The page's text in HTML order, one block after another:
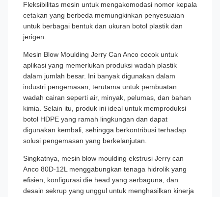
Fleksibilitas mesin untuk mengakomodasi nomor kepala
cetakan yang berbeda memungkinkan penyesuaian
untuk berbagai bentuk dan ukuran botol plastik dan
jerigen.
Mesin Blow Moulding Jerry Can Anco cocok untuk
aplikasi yang memerlukan produksi wadah plastik
dalam jumlah besar. Ini banyak digunakan dalam
industri pengemasan, terutama untuk pembuatan
wadah cairan seperti air, minyak, pelumas, dan bahan
kimia. Selain itu, produk ini ideal untuk memproduksi
botol HDPE yang ramah lingkungan dan dapat
digunakan kembali, sehingga berkontribusi terhadap
solusi pengemasan yang berkelanjutan.
Singkatnya, mesin blow moulding ekstrusi Jerry can
Anco 80D-12L menggabungkan tenaga hidrolik yang
efisien, konfigurasi die head yang serbaguna, dan
desain sekrup yang unggul untuk menghasilkan kinerja